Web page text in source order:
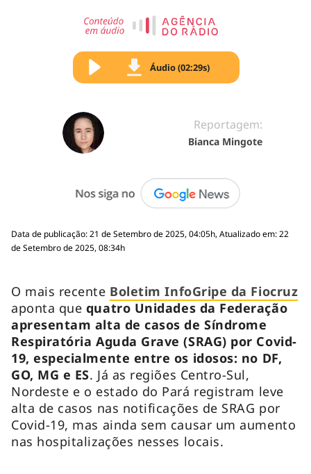
Áudio (02:29s)
Reportagem:
Bianca Mingote
Data de publicação: 21 de Setembro de 2025, 04:05h, Atualizado em: 22
de Setembro de 2025, 08:34h
O mais recente Boletim InfoGripe da Fiocruz
aponta que quatro Unidades da Federação
apresentam alta de casos de Síndrome
Respiratória Aguda Grave (SRAG) por Covid-
19, especialmente entre os idosos: no DF,
GO, MG e ES. Já as regiões Centro-Sul,
Nordeste e o estado do Pará registram leve
alta de casos nas notificações de SRAG por
Covid-19, mas ainda sem causar um aumento
nas hospitalizações nesses locais.